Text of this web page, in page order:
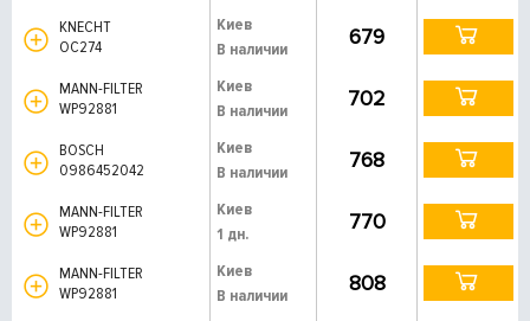
KNECHT
OC274
Киев
В наличии
679
MANN-FILTER
WP92881
Киев
В наличии
702
BOSCH
0986452042
Киев
В наличии
768
MANN-FILTER
WP92881
Киев
1 дн.
770
MANN-FILTER
WP92881
Киев
В наличии
808